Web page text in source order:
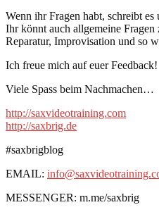
Wenn ihr Fragen habt, schreibt
Ihr könnt auch allgemeine
Reparatur, Improvisation und so
Ich freue mich auf euer Feedback!
Viele Spass beim Nachmachen…
http://saxvideotraining.com
http://saxbrig.de
#saxbrigblog
EMAIL:
MESSENGER: m.me/saxbrig